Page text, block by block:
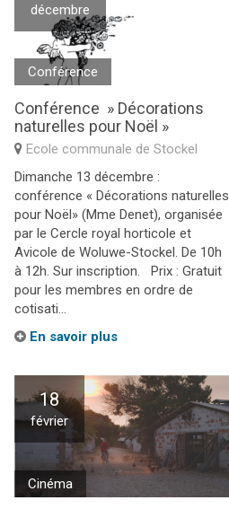
décembre
Conférence
Conférence » Décorations
naturelles pour Noël »
Ecole communale de Stockel
Dimanche 13 décembre :
conférence « Décorations naturelles
pour Noël» (Mme Denet), organisée
par le Cercle royal horticole et
Avicole de Woluwe-Stockel. De 10h
à 12h. Sur inscription. Prix : Gratuit
pour les membres en ordre de
cotisati...
En savoir plus
18
février
Cinéma